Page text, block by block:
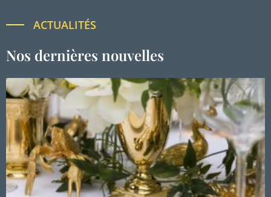
ACTUALITÉS
Nos dernières nouvelles